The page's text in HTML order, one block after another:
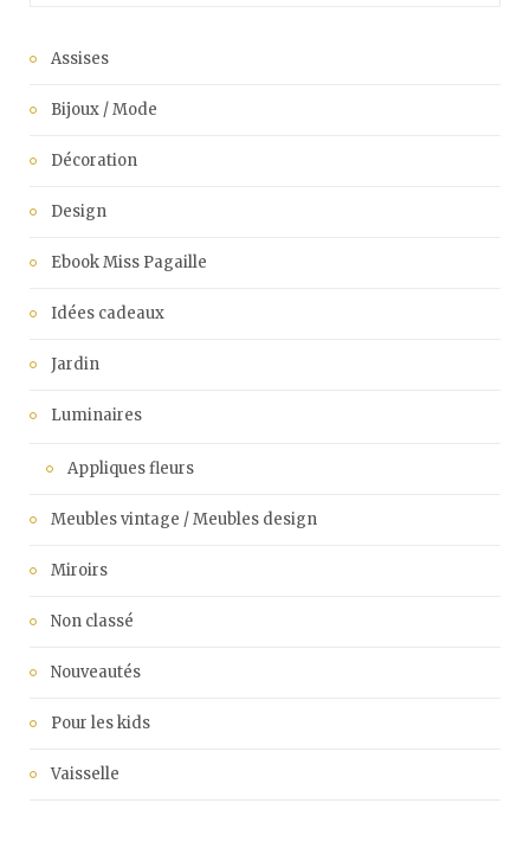
Assises
Bijoux / Mode
Décoration
Design
Ebook Miss Pagaille
Idées cadeaux
Jardin
Luminaires
Appliques fleurs
Meubles vintage / Meubles design
Miroirs
Non classé
Nouveautés
Pour les kids
Vaisselle